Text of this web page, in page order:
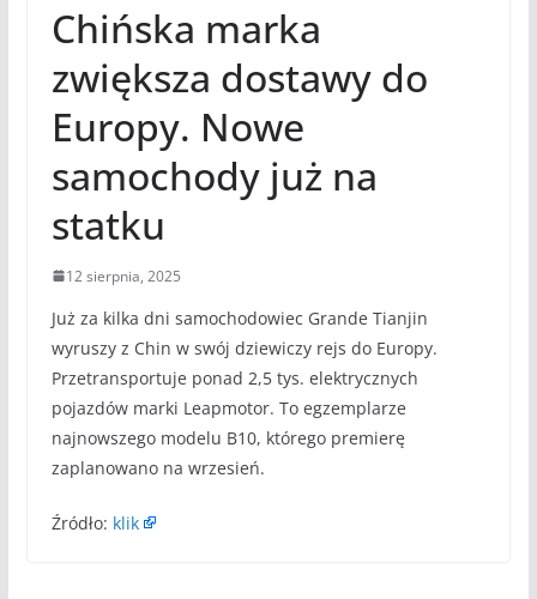
Chińska marka
zwiększa dostawy do
Europy. Nowe
samochody już na
statku
12 sierpnia, 2025
Już za kilka dni samochodowiec Grande Tianjin
wyruszy z Chin w swój dziewiczy rejs do Europy.
Przetransportuje ponad 2,5 tys. elektrycznych
pojazdów marki Leapmotor. To egzemplarze
najnowszego modelu B10, którego premierę
zaplanowano na wrzesień.
Źródło: klik